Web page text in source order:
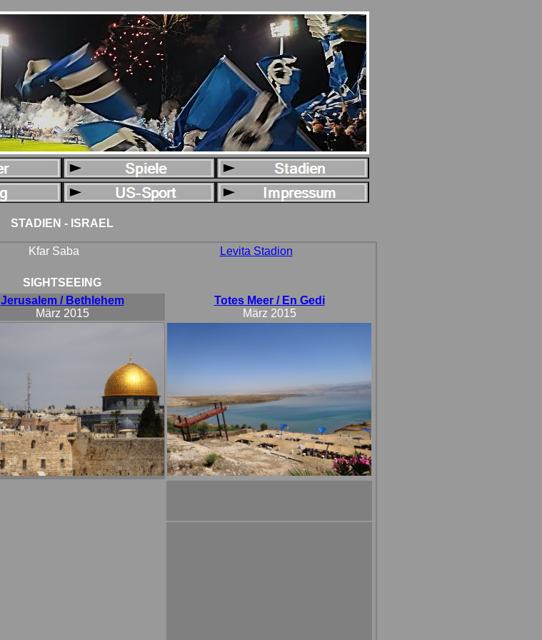
STADIEN - ISRAEL
Kfar Saba Levita Stadion
SIGHTSEEING
Jerusalem / Bethlehem
März 2015
Totes Meer / En Gedi
März 2015